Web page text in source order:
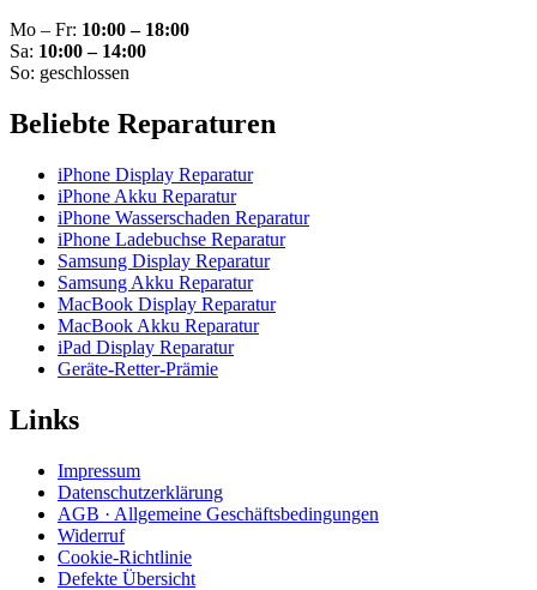
Mo – Fr: 10:00 – 18:00
Sa: 10:00 – 14:00
So: geschlossen
Beliebte Reparaturen
iPhone Display Reparatur
iPhone Akku Reparatur
iPhone Wasserschaden Reparatur
iPhone Ladebuchse Reparatur
Samsung Display Reparatur
Samsung Akku Reparatur
MacBook Display Reparatur
MacBook Akku Reparatur
iPad Display Reparatur
Geräte-Retter-Prämie
Links
Impressum
Datenschutzerklärung
AGB · Allgemeine Geschäftsbedingungen
Widerruf
Cookie-Richtlinie
Defekte Übersicht